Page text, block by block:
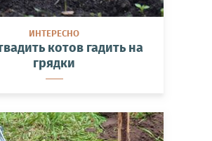
ИНТЕРЕСНО
котов гадить на
грядки